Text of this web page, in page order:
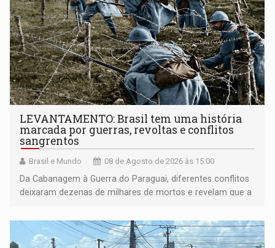
LEVANTAMENTO: Brasil tem uma história
marcada por guerras, revoltas e conflitos
sangrentos
Brasil e Mundo 08 de Agosto de 2026 às 15:00
Da Cabanagem à Guerra do Paraguai, diferentes conflitos
deixaram dezenas de milhares de mortos e revelam que a
territoriais e sociais